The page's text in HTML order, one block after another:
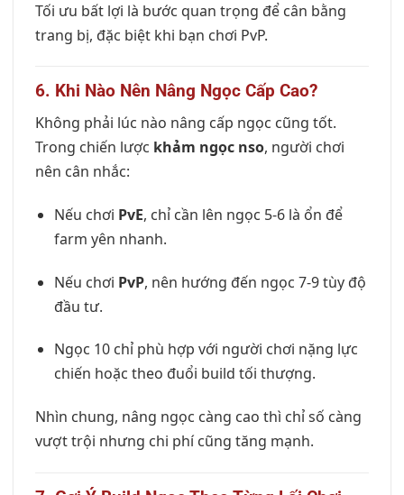
Tối ưu bất lợi là bước quan trọng để cân bằng
trang bị, đặc biệt khi bạn chơi PvP.
6. Khi Nào Nên Nâng Ngọc Cấp Cao?
Không phải lúc nào nâng cấp ngọc cũng tốt.
Trong chiến lược khảm ngọc nso, người chơi
nên cân nhắc:
Nếu chơi PvE, chỉ cần lên ngọc 5-6 là ổn để
farm yên nhanh.
Nếu chơi PvP, nên hướng đến ngọc 7-9 tùy độ
đầu tư.
Ngọc 10 chỉ phù hợp với người chơi nặng lực
chiến hoặc theo đuổi build tối thượng.
Nhìn chung, nâng ngọc càng cao thì chỉ số càng
vượt trội nhưng chi phí cũng tăng mạnh.